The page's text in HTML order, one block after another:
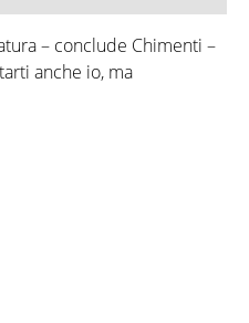
– conclude Chimenti –
anche io, ma